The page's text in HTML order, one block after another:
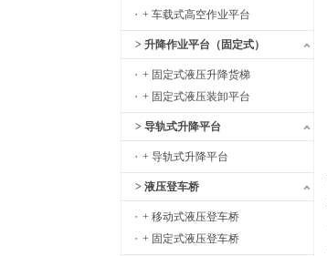
+ 车载式高空作业平台
> 升降作业平台（固定式）
+ 固定式液压升降货梯
+ 固定式液压装卸平台
> 导轨式升降平台
+ 导轨式升降平台
> 液压登车桥
+ 移动式液压登车桥
+ 固定式液压登车桥